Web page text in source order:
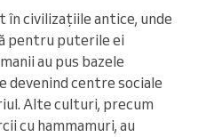
în civilizațiile antice, unde
pentru puterile ei
au pus bazele
devenind centre sociale
Alte culturi, precum
cu hammamuri, au